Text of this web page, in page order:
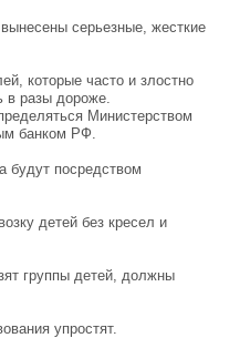
серьезные, жесткие
которые часто и злостно
в разы дороже.
Министерством
банком РФ.
будут посредством
детей без кресел и
группы детей, должны
упростят.